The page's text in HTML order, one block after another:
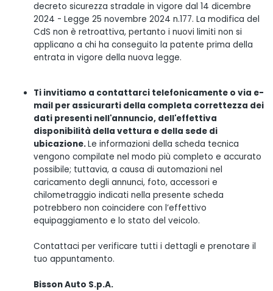
decreto sicurezza stradale in vigore dal 14 dicembre
2024 - Legge 25 novembre 2024 n.177. La modifica del
CdS non è retroattiva, pertanto i nuovi limiti non si
applicano a chi ha conseguito la patente prima della
entrata in vigore della nuova legge.
Ti invitiamo a contattarci telefonicamente o via e-
mail per assicurarti della completa correttezza dei
dati presenti nell'annuncio, dell'effettiva
disponibilità della vettura e della sede di
ubicazione.Le informazioni della scheda tecnica
vengono compilate nel modo più completo e accurato
possibile; tuttavia, a causa di automazioni nel
caricamento degli annunci, foto, accessori e
chilometraggio indicati nella presente scheda
potrebbero non coincidere con l’effettivo
equipaggiamento e lo stato del veicolo.
Contattaci per verificare tutti i dettagli e prenotare il
tuo appuntamento.
Bisson Auto S.p.A.